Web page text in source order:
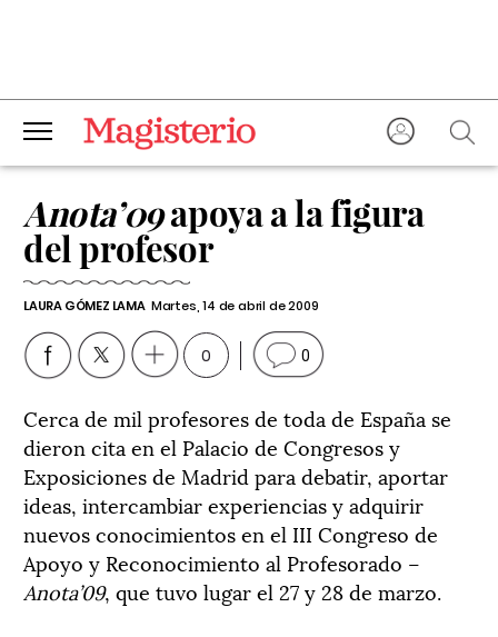
Anota’09apoya a la figura
del profesor
LAURA GÓMEZ LAMA Martes, 14 de abril de 2009
0 0
Cerca de mil profesores de toda de España se
dieron cita en el Palacio de Congresos y
Exposiciones de Madrid para debatir, aportar
ideas, intercambiar experiencias y adquirir
nuevos conocimientos en el III Congreso de
Apoyo y Reconocimiento al Profesorado –
Anota’09, que tuvo lugar el 27 y 28 de marzo.